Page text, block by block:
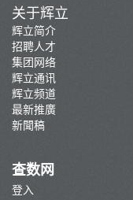
关于辉立
辉立简介
招聘人才
集团网络
辉立通讯
辉立频道
最新推廣
新聞稿
查数网
登入